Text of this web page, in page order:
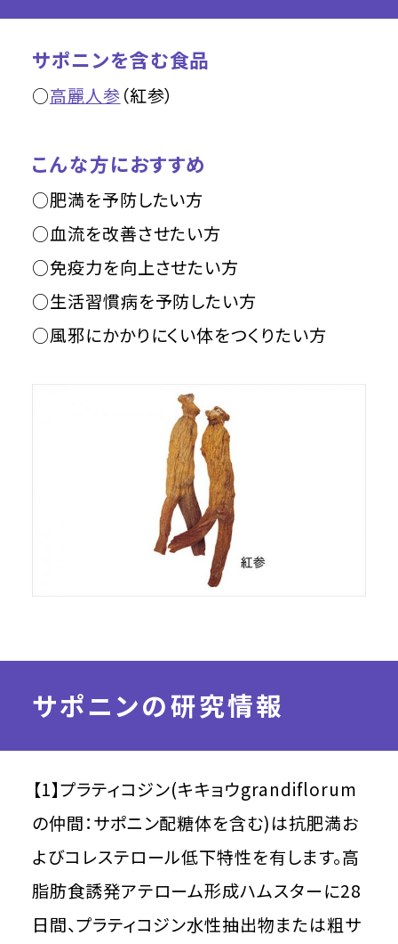
サポニンを含む食品
○高麗人参（紅参）
こんな方におすすめ
○肥満を予防したい方
○血流を改善させたい方
○免疫力を向上させたい方
○生活習慣病を予防したい方
○風邪にかかりにくい体をつくりたい方
サポニンの研究情報
【1】プラティコジン(キキョウgrandiflorum
の仲間：サポニン配糖体を含む)は抗肥満お
よびコレステロール低下特性を有します。高
脂肪食誘発アテローム形成ハムスターに28
日間、プラティコジン水性抽出物または粗サ